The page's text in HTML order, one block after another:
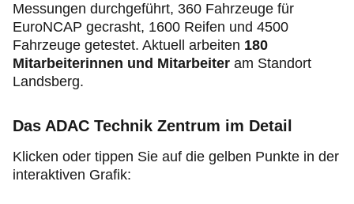
Messungen durchgeführt, 360 Fahrzeuge für
EuroNCAP gecrasht, 1600 Reifen und 4500
Fahrzeuge getestet. Aktuell arbeiten 180
Mitarbeiterinnen und Mitarbeiter am Standort
Landsberg.
Das ADAC Technik Zentrum im Detail
Klicken oder tippen Sie auf die gelben Punkte in der
interaktiven Grafik: